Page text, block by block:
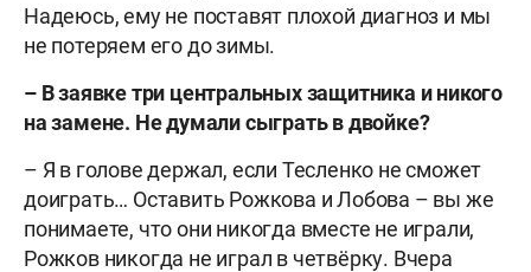
Надеюсь, ему не поставят плохой диагноз и мы
не потеряем его до зимы.
– В заявке три центральных защитника и никого
на замене. Не думали сыграть в двойке?
– Я в голове держал, если Тесленко не сможет
доиграть… Оставить Рожкова и Лобова – вы же
понимаете, что они никогда вместе не играли,
Рожков никогда не играл в четвёрку. Вчера